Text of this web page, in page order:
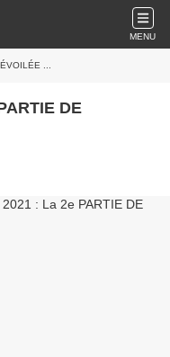
MENU
...
DE